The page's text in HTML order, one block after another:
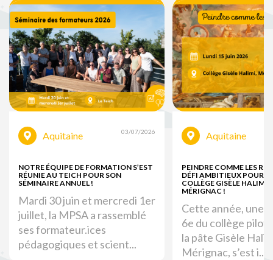
Aquitaine 03/07/2026
NOTRE ÉQUIPE DE FORMATION S’EST
RÉUNIE AU TEICH POUR SON
SÉMINAIRE ANNUEL !
Mardi 30 juin et mercredi 1er
juillet, la MPSA a rassemblé
ses formateur.ices
pédagogiques et scient...
Aquitaine
PEINDRE COMME LES
DÉFI AMBITIEUX POUR
COLLÈGE GISÈLE HALIMI
MÉRIGNAC !
Cette année, une
6e du collège
la pâte Gisèle
Mérignac, s’est i...